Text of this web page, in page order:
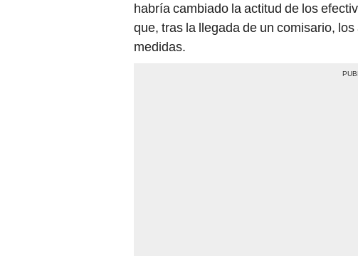
habría cambiado la actitud de los
que, tras la llegada de un comisario,
medidas.